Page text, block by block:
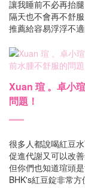
讓我睡前不必再抬腿
隔天也不會再不舒
推薦給容易浮浮不
Xuan 瑄 。卓小
問題！
很多人都說喝紅豆
促進代謝又可以改
但你們也知道瑄頭
BHK's紅豆錠非常